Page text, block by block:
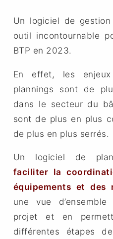
Un logiciel de
outil incontournable
BTP en 2023.
En effet, les
plannings sont de
dans le secteur du
sont de plus en plus
de plus en plus serrés.
Un logiciel de
faciliter la
équipements et des
une vue
projet et en
différentes étapes